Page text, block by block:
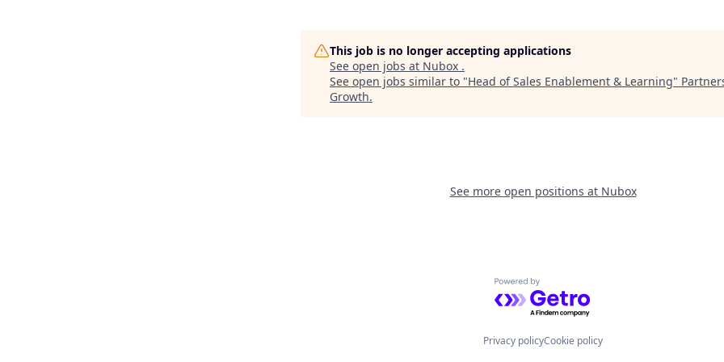
This job is no longer accepting applications
See open jobs at Nubox .
See open jobs similar to "Head of Sales Enablement & Learning"
Growth.
See more open positions at Nubox
Powered by Getro.com
Privacy policyCookie policy